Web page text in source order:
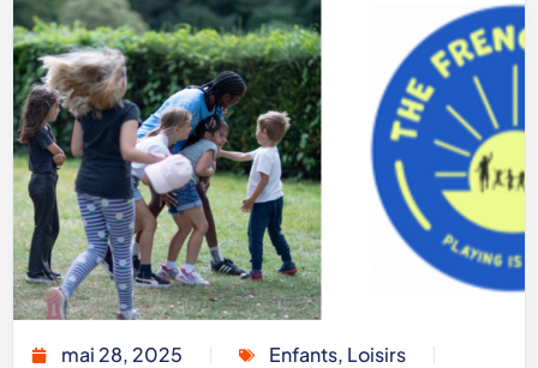
mai 28, 2025 Enfants, Loisirs